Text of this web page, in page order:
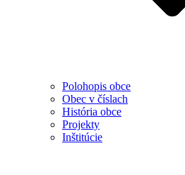
Polohopis obce
Obec v číslach
História obce
Projekty
Inštitúcie